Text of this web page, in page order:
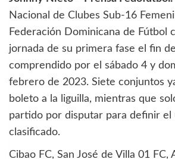
Nacional de Clubes Sub-16
Federación Dominicana de Fútbol
jornada de su primera fase el fin
comprendido por el sábado 4 y
febrero de 2023. Siete conjuntos
boleto a la liguilla, mientras que
partido por disputar para definir el
clasificado.
Cibao FC, San José de Villa 01 FC,